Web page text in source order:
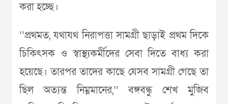
করা হচ্ছে।
‘‘প্রথমত, যথাযথ নিরাপত্তা সামগ্রী ছাড়াই প্রথম দিকে
চিকিৎসক ও স্বাস্থ্যকর্মীদের সেবা দিতে বাধ্য করা
হয়েছে। তারপর তাদের কাছে যেসব সামগ্রী গেছে তা
ছিল অত্যন্ত নিম্নমানের,’’ বঙ্গবন্ধু শেখ মুজিব